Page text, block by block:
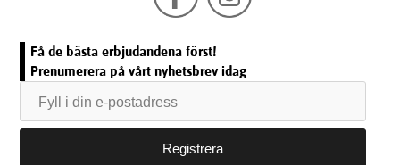
Få de bästa erbjudandena först!
Prenumerera på vårt nyhetsbrev idag